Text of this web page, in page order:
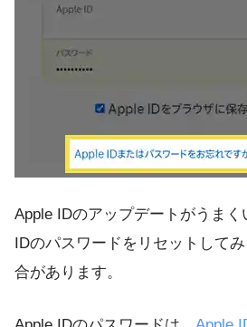
Apple IDのアップデートがうま
IDのパスワードをリセットして
合があります。